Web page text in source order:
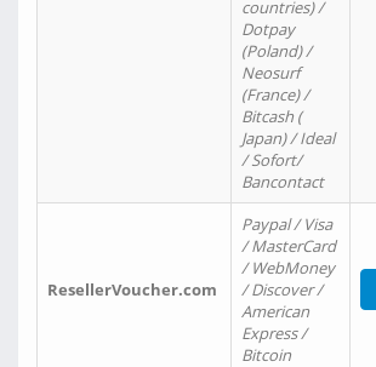
countries) /
Dotpay
(Poland) /
Neosurf
(France) /
Bitcash (
Japan) / Ideal
/ Sofort/
Bancontact
ResellerVoucher.com
Paypal / Visa
/ MasterCard
/ WebMoney
/ Discover /
American
Express /
Bitcoin